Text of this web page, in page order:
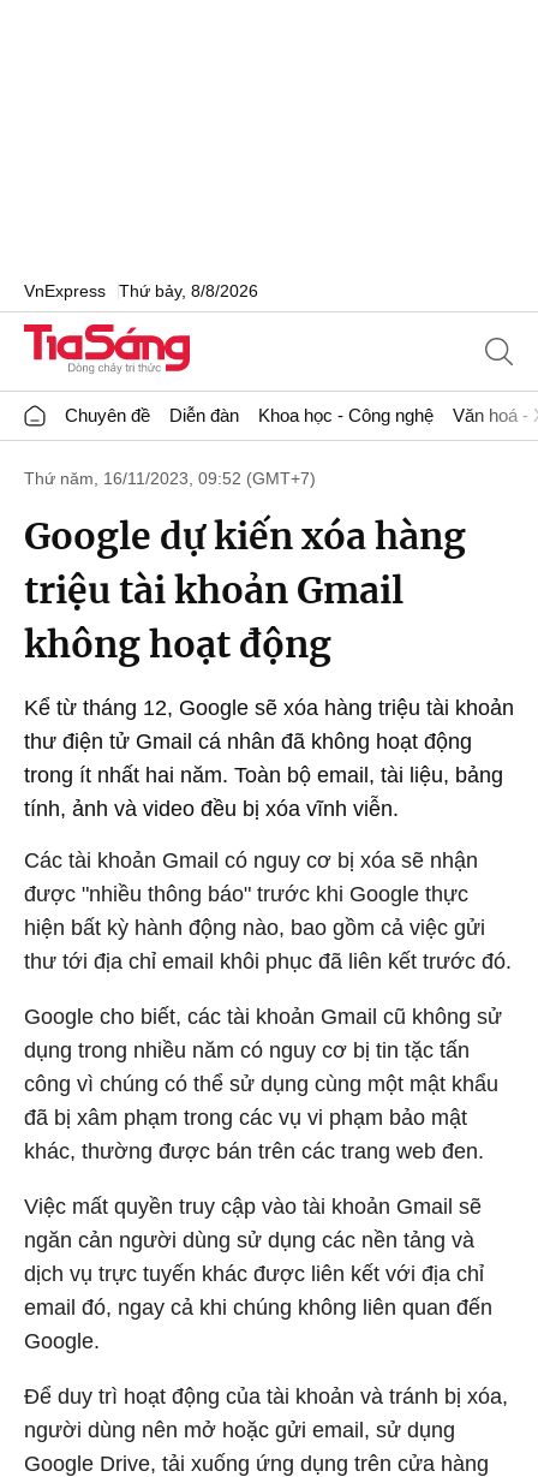
VnExpress Thứ bảy, 8/8/2026
Chuyên đề Diễn đàn Khoa học - Công nghệ Văn hoá -
Thứ năm, 16/11/2023, 09:52 (GMT+7)
Google dự kiến xóa hàng
triệu tài khoản Gmail
không hoạt động
Kể từ tháng 12, Google sẽ xóa hàng triệu tài khoản
thư điện tử Gmail cá nhân đã không hoạt động
trong ít nhất hai năm. Toàn bộ email, tài liệu, bảng
tính, ảnh và video đều bị xóa vĩnh viễn.
Các tài khoản Gmail có nguy cơ bị xóa sẽ nhận
được "nhiều thông báo" trước khi Google thực
hiện bất kỳ hành động nào, bao gồm cả việc gửi
thư tới địa chỉ email khôi phục đã liên kết trước đó.
Google cho biết, các tài khoản Gmail cũ không sử
dụng trong nhiều năm có nguy cơ bị tin tặc tấn
công vì chúng có thể sử dụng cùng một mật khẩu
đã bị xâm phạm trong các vụ vi phạm bảo mật
khác, thường được bán trên các trang web đen.
Việc mất quyền truy cập vào tài khoản Gmail sẽ
ngăn cản người dùng sử dụng các nền tảng và
dịch vụ trực tuyến khác được liên kết với địa chỉ
email đó, ngay cả khi chúng không liên quan đến
Google.
Để duy trì hoạt động của tài khoản và tránh bị xóa,
người dùng nên mở hoặc gửi email, sử dụng
Google Drive, tải xuống ứng dụng trên cửa hàng